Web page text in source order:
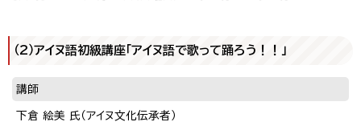
（2）アイヌ語初級講座「アイヌ語で歌って踊ろう！！」
講師
下倉 絵美 氏（アイヌ文化伝承者）